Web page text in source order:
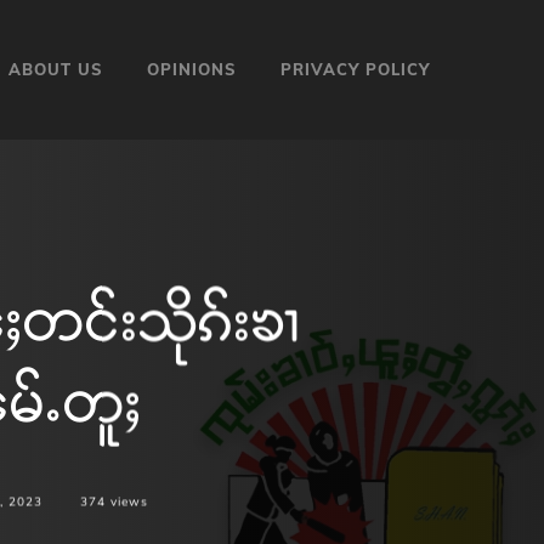
ABOUT US OPINIONS PRIVACY POLICY
တင်းသိုၵ်းၶၢ
ႉတူႈ
2023 374 views